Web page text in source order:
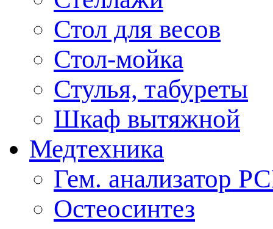
Стол для весов
Стол-мойка
Стулья, табуреты
Шкаф вытяжной
Медтехника
Гем. анализатор
Остеосинтез